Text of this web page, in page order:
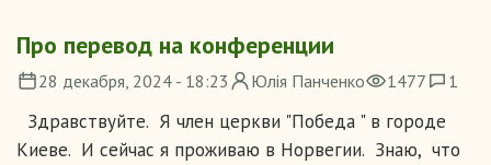
Про перевод на конференции
28 декабря, 2024 - 18:23 Юлія Панченко 1477 1
Здравствуйте. Я член церкви "Победа " в городе
Киеве. И сейчас я проживаю в Норвегии. Знаю, что